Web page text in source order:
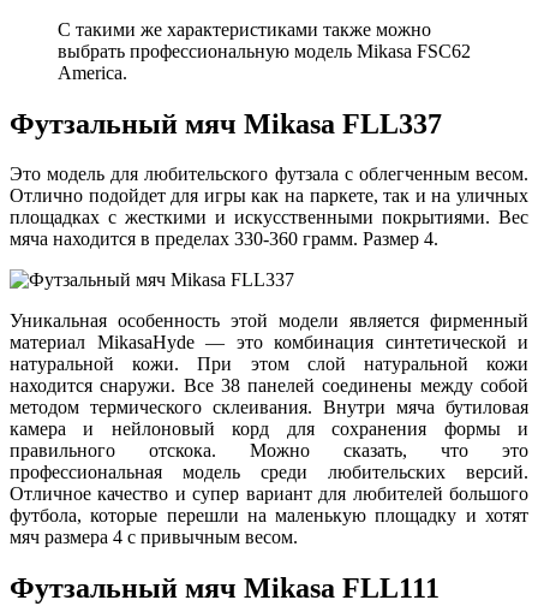
С такими же характеристиками также можно
выбрать профессиональную модель Mikasa FSC62
America.
Футзальный мяч Mikasa FLL337
Это модель для любительского футзала с облегченным весом.
Отлично подойдет для игры как на паркете, так и на уличных
площадках с жесткими и искусственными покрытиями. Вес
мяча находится в пределах 330-360 грамм. Размер 4.
Уникальная особенность этой модели является фирменный
материал MikasaHyde — это комбинация синтетической и
натуральной кожи. При этом слой натуральной кожи
находится снаружи. Все 38 панелей соединены между собой
методом термического склеивания. Внутри мяча бутиловая
камера и нейлоновый корд для сохранения формы и
правильного отскока. Можно сказать, что это
профессиональная модель среди любительских версий.
Отличное качество и супер вариант для любителей большого
футбола, которые перешли на маленькую площадку и хотят
мяч размера 4 с привычным весом.
Футзальный мяч Mikasa FLL111